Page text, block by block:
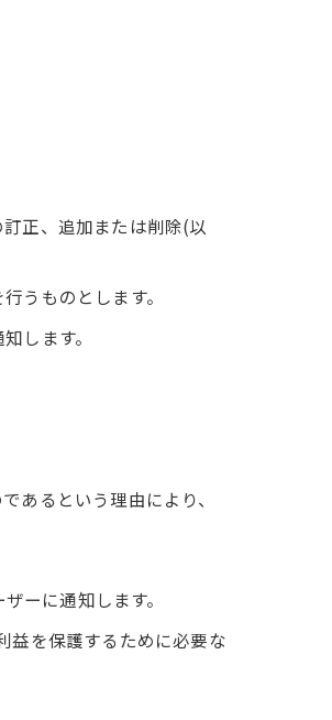
正、追加または削除(以
うものとします。
します。
あるという理由により、
ーに通知します。
益を保護するために必要な